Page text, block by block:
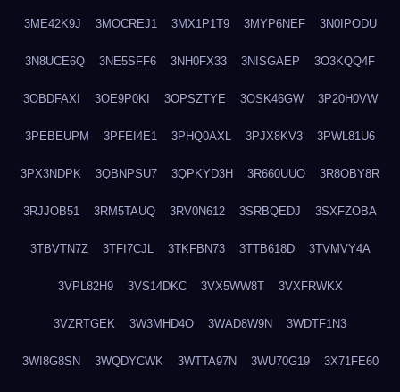
3ME42K9J 3MOCREJ1 3MX1P1T9 3MYP6NEF 3N0IPODU
3N8UCE6Q 3NE5SFF6 3NH0FX33 3NISGAEP 3O3KQQ4F
3OBDFAXI 3OE9P0KI 3OPSZTYE 3OSK46GW 3P20H0VW
3PEBEUPM 3PFEI4E1 3PHQ0AXL 3PJX8KV3 3PWL81U6
3PX3NDPK 3QBNPSU7 3QPKYD3H 3R660UUO 3R8OBY8R
3RJJOB51 3RM5TAUQ 3RV0N612 3SRBQEDJ 3SXFZOBA
3TBVTN7Z 3TFI7CJL 3TKFBN73 3TTB618D 3TVMVY4A
3VPL82H9 3VS14DKC 3VX5WW8T 3VXFRWKX
3VZRTGEK 3W3MHD4O 3WAD8W9N 3WDTF1N3
3WI8G8SN 3WQDYCWK 3WTTA97N 3WU70G19 3X71FE60